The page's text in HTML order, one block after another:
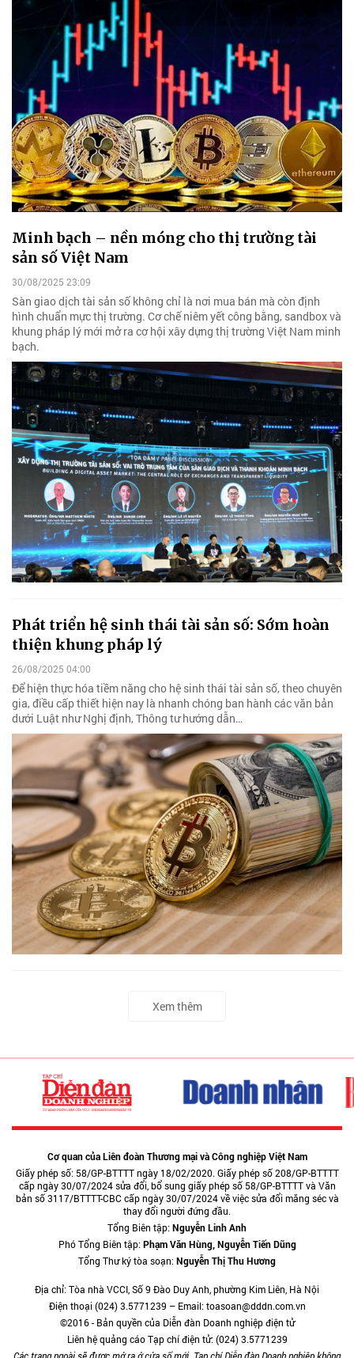
Minh bạch – nền móng cho thị trường tài
sản số Việt Nam
30/08/2025 23:09
Sàn giao dịch tài sản số không chỉ là nơi mua bán mà còn định
hình chuẩn mực thị trường. Cơ chế niêm yết công bằng, sandbox và
khung pháp lý mới mở ra cơ hội xây dựng thị trường Việt Nam minh
bạch.
Phát triển hệ sinh thái tài sản số: Sớm hoàn
thiện khung pháp lý
26/08/2025 04:00
Để hiện thực hóa tiềm năng cho hệ sinh thái tài sản số, theo chuyên
gia, điều cấp thiết hiện nay là nhanh chóng ban hành các văn bản
dưới Luật như Nghị định, Thông tư hướng dẫn…
Xem thêm
Cơ quan của Liên đoàn Thương mại và Công nghiệp Việt Nam
Giấy phép số: 58/GP-BTTTT ngày 18/02/2020. Giấy phép số 208/GP-BTTTT
cấp ngày 30/07/2024 sửa đổi, bổ sung giấy phép số 58/GP-BTTTT và Văn
bản số 3117/BTTTT-CBC cấp ngày 30/07/2024 về việc sửa đổi măng séc và
thay đổi người đứng đầu.
Tổng Biên tập:Nguyễn Linh Anh
Phó Tổng Biên tập:Phạm Văn Hùng, Nguyễn Tiến Dũng
Tổng Thư ký tòa soạn:Nguyễn Thị Thu Hương
Địa chỉ: Tòa nhà VCCI, Số 9 Đào Duy Anh, phường Kim Liên, Hà Nội
Điện thoại (024) 3.5771239 – Email: toasoan@dddn.com.vn
©2016 - Bản quyền của Diễn đàn Doanh nghiệp điện tử
Liên hệ quảng cáo Tạp chí điện tử: (024) 3.5771239
Các trang ngoài sẽ được mở ra ở cửa sổ mới. Tạp chí Diễn đàn Doanh nghiệp không